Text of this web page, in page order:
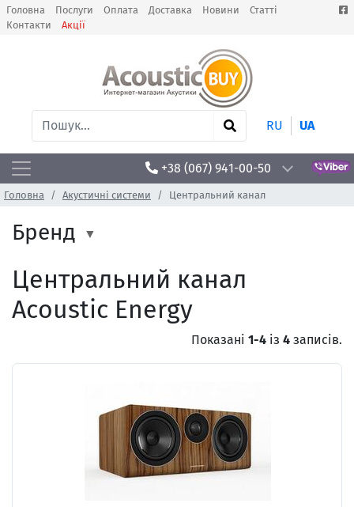
Головна Послуги Оплата Доставка Новини
Статті
Контакти
Акції
RU UA
+38 (067) 941-00-50
Головна Акустичні системи Центральний канал
Бренд
Центральний канал
Acoustic Energy
Показані 1-4 із 4 записів.